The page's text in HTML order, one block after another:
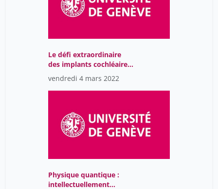
Le défi extraordinaire
des implants cochléaires
dans le traitement de la
surdité
vendredi 4 mars 2022
Physique quantique :
intellectuellement